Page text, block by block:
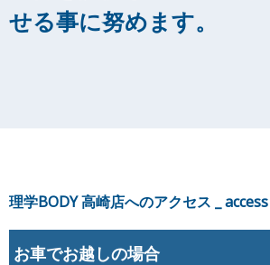
せる事に努めます。
理学BODY 高崎店へのアクセス _ access
お車でお越しの場合